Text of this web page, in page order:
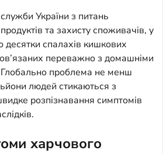
України з питань
та захисту споживачів, у
десятки спалахів кишкових
переважно з домашніми
проблема не менш
людей стикаються з
розпізнавання симптомів
харчового